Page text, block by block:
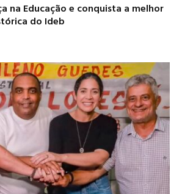
na Educação e conquista a melhor
do Ideb